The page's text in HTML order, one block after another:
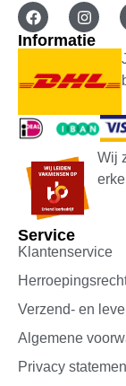
Informatie
Wij
Service
Klantenservice
Verzend- en
Algemene
Privacy